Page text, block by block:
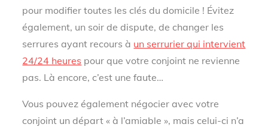
pour modifier toutes les clés du domicile ! Évitez
également, un soir de dispute, de changer les
serrures ayant recours à un serrurier qui intervient
24/24 heures pour que votre conjoint ne revienne
pas. Là encore, c’est une faute…
Vous pouvez également négocier avec votre
conjoint un départ « à l’amiable », mais celui-ci n’a